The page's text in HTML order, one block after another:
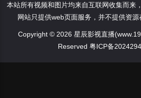
本站所有视频和图片均来自互联网收集而来
网站只提供web页面服务，并不提供资源
Copyright © 2026 星辰影视直播
Reserved 粤ICP备